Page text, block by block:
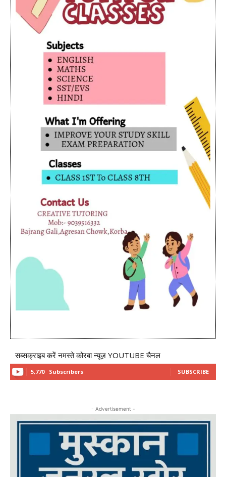
सब्सक्राइब करें नमस्ते कोरबा न्यूज़ YOUTUBE चैनल
5,770 Subscribers SUBSCRIBE
- Advertisement -